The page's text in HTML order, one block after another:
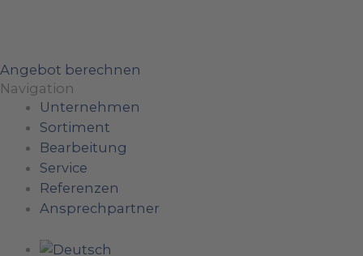
Angebot berechnen
Navigation
Unternehmen
Sortiment
Bearbeitung
Service
Referenzen
Ansprechpartner